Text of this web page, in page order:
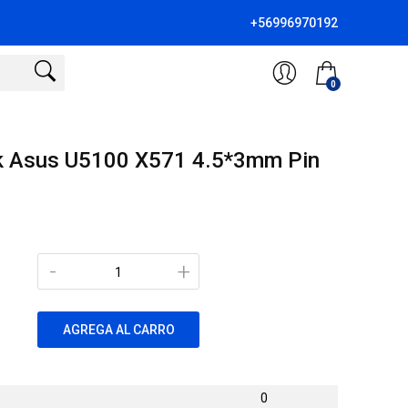
+56996970192
0
Asus U5100 X571 4.5*3mm Pin
+
-
AGREGA AL CARRO
0